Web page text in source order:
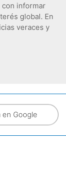
informar
global. En
veraces y
en Google